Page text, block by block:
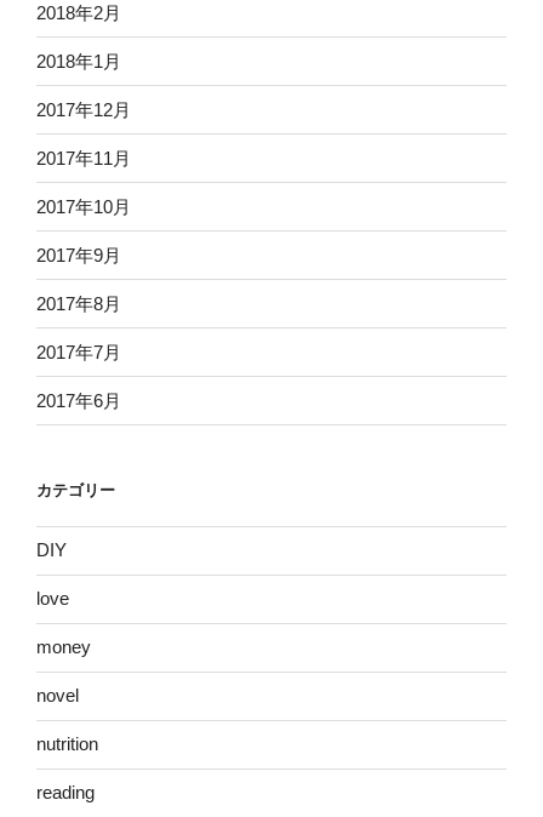
2018年2月
2018年1月
2017年12月
2017年11月
2017年10月
2017年9月
2017年8月
2017年7月
2017年6月
カテゴリー
DIY
love
money
novel
nutrition
reading